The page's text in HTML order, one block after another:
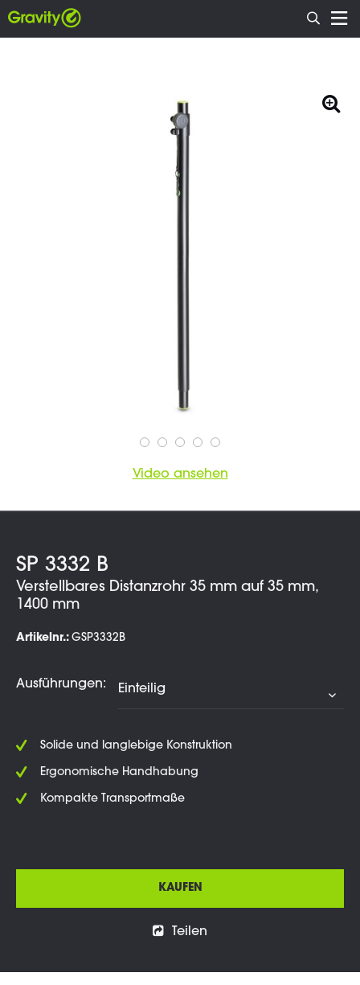
Video ansehen
SP 3332 B
Verstellbares Distanzrohr 35 mm auf 35 mm,
1400 mm
Artikelnr.: GSP3332B
Ausführungen:
Solide und langlebige Konstruktion
Ergonomische Handhabung
Kompakte Transportmaße
KAUFEN
Teilen